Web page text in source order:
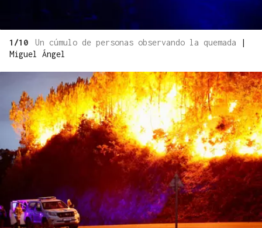
1/10 Un cúmulo de personas observando la quemada
|
Miguel Ángel